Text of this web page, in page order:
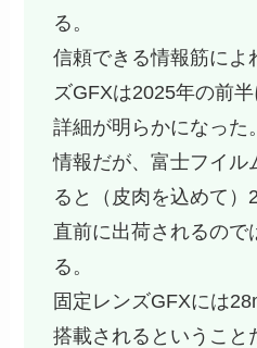
る。
信頼できる情報筋によ
ズGFXは2025年の前
詳細が明らかになった
情報だが、富士フイル
ると（皮肉を込めて）
直前に出荷されるので
る。
固定レンズGFXには
搭載されるということ